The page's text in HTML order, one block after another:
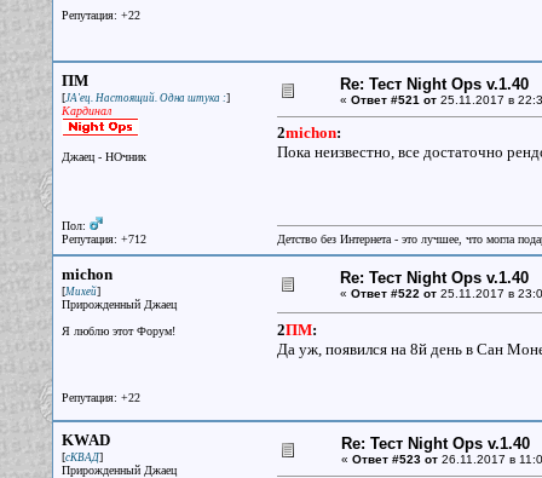
Репутация: +22
ПМ
[JA'ец. Настоящий. Одна штука :]
Кардинал
Джаец - НОчник
Пол:
Репутация: +712
Re: Тест Night Ops v.1.40
« Ответ #521 от25.11.2017 в
2michon:
Пока неизвестно, все достаточно
Детство без Интернета - это лучшее, что могла
michon
[Михей]
Прирожденный Джаец
Я люблю этот Форум!
Репутация: +22
Re: Тест Night Ops v.1.40
« Ответ #522 от25.11.2017 в
2ПМ:
Да уж, появился на 8й день в Сан
KWAD
[сКВАД]
Прирожденный Джаец
Re: Тест Night Ops v.1.40
« Ответ #523 от26.11.2017 в